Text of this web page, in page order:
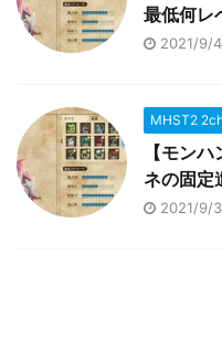
最低何レ
2021/9/4
MHST2
【モン
ネの固定
2021/9/3